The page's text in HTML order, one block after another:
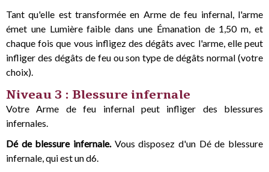
Tant qu'elle est transformée en Arme de feu infernal, l'arme
émet une Lumière faible dans une Émanation de 1,50 m, et
chaque fois que vous infligez des dégâts avec l'arme, elle peut
infliger des dégâts de feu ou son type de dégâts normal (votre
choix).
Niveau 3 : Blessure infernale
Votre Arme de feu infernal peut infliger des blessures
infernales.
Dé de blessure infernale.Vous disposez d'un Dé de blessure
infernale, qui est un d6.